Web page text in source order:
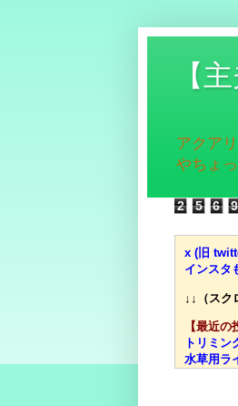
【
アクア
やちょ
2 5 6 9
x (旧
インスタ
↓↓（スク
【最近の
トリミン
水草用ラ